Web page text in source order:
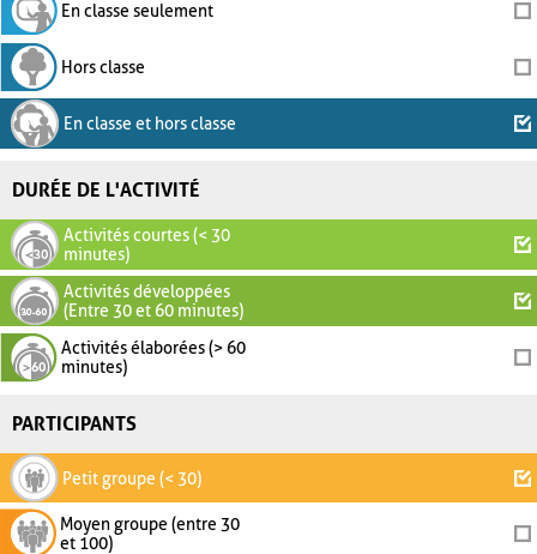
En classe seulement
Hors classe
En classe et hors classe
DURÉE DE L'ACTIVITÉ
Activités courtes (< 30
minutes)
Activités développées
(Entre 30 et 60 minutes)
Activités élaborées (> 60
minutes)
PARTICIPANTS
Petit groupe (< 30)
Moyen groupe (entre 30
et 100)